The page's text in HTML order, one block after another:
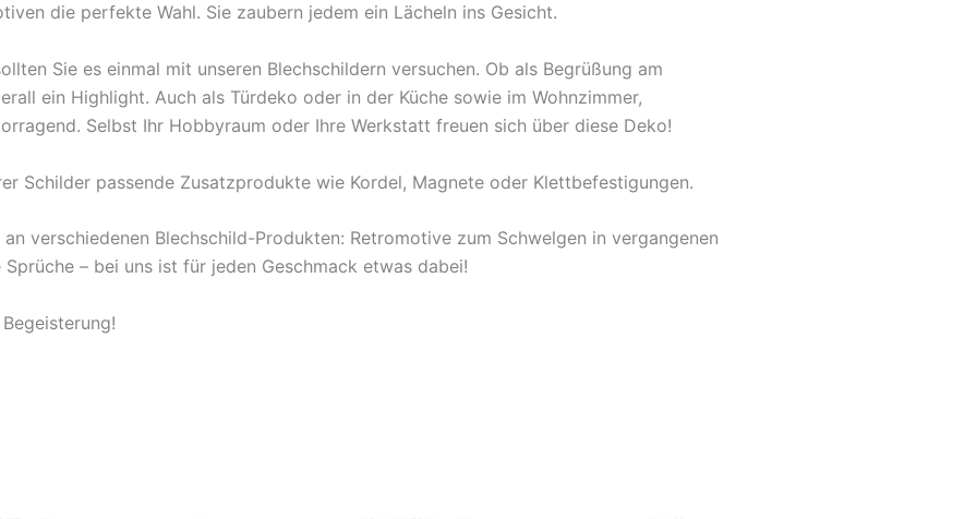
die perfekte Wahl. Sie zaubern jedem ein Lächeln ins Gesicht.
Sie es einmal mit unseren Blechschildern versuchen. Ob als Begrüßung am
ein Highlight. Auch als Türdeko oder in der Küche sowie im Wohnzimmer,
Selbst Ihr Hobbyraum oder Ihre Werkstatt freuen sich über diese Deko!
Schilder passende Zusatzprodukte wie Kordel, Magnete oder Klettbefestigungen.
verschiedenen Blechschild-Produkten: Retromotive zum Schwelgen in vergangenen
– bei uns ist für jeden Geschmack etwas dabei!